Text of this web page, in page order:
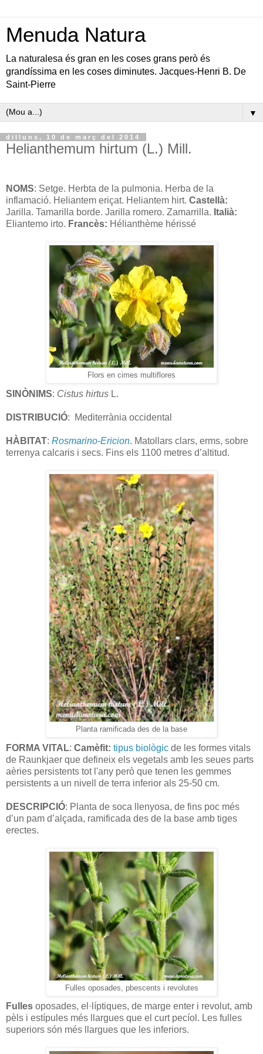
Menuda Natura
La naturalesa és gran en les coses grans però és
grandíssima en les coses diminutes. Jacques-Henri B. De
Saint-Pierre
▼
dilluns, 10 de març del 2014
Helianthemum hirtum (L.) Mill.
NOMS: Setge. Herbta de la pulmonia. Herba de la
inflamació. Heliantem eriçat. Heliantem hirt. Castellà:
Jarilla. Tamarilla borde. Jarilla romero. Zamarrilla. Italià:
Eliantemo irto. Francès: Hélianthème hérissé
Flors en cimes multiflores
SINÒNIMS: Cistus hirtus L.
DISTRIBUCIÓ: Mediterrània occidental
HÀBITAT: Rosmarino-Ericion. Matollars clars, erms, sobre
terrenya calcaris i secs. Fins els 1100 metres d’altitud.
Planta ramificada des de la base
FORMA VITAL: Camèfit: tipus biològic de les formes vitals
de Raunkjaer que defineix els vegetals amb les seues parts
aèries persistents tot l'any però que tenen les gemmes
persistents a un nivell de terra inferior als 25-50 cm.
DESCRIPCIÓ: Planta de soca llenyosa, de fins poc més
d’un pam d’alçada, ramificada des de la base amb tiges
erectes.
Fulles oposades, pbescents i revolutes
Fulles oposades, el·líptiques, de marge enter i revolut, amb
pèls i estípules més llargues que el curt pecíol. Les fulles
superiors són més llargues que les inferiors.